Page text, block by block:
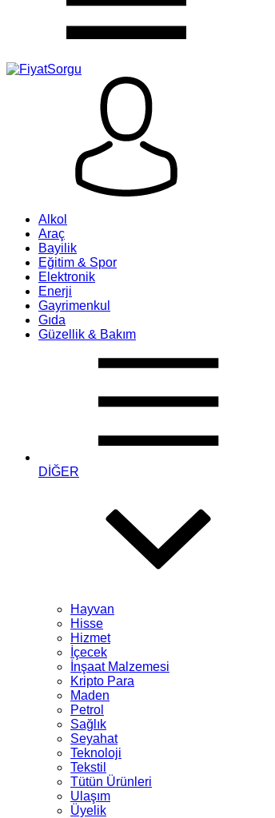
Alkol
Araç
Bayilik
Eğitim & Spor
Elektronik
Enerji
Gayrimenkul
Gıda
Güzellik & Bakım
DİĞER
Hayvan
Hisse
Hizmet
İçecek
İnşaat Malzemesi
Kripto Para
Maden
Petrol
Sağlık
Seyahat
Teknoloji
Tekstil
Tütün Ürünleri
Ulaşım
Üyelik